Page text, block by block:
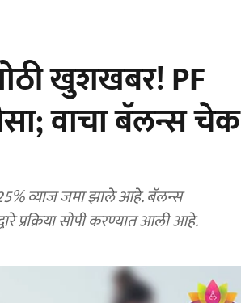
खुशखबर! PF
वाचा बॅलन्स चेक
व्याज जमा झाले आहे. बॅलन्स
प्रक्रिया सोपी करण्यात आली आहे.